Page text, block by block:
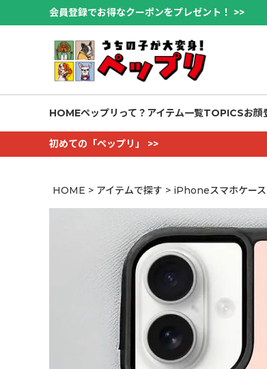
会員登録でお得なクーポンをプレゼント！ >>
HOMEペップリって？ アイテム一覧TOPICSお顔
初めての「ペップリ」 >>
HOME アイテムで探す iPhoneスマホケース